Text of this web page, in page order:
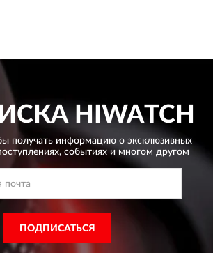
HIWATCH
получать информацию о эксклюзивных
событиях и многом другом
ПОДПИСАТЬСЯ